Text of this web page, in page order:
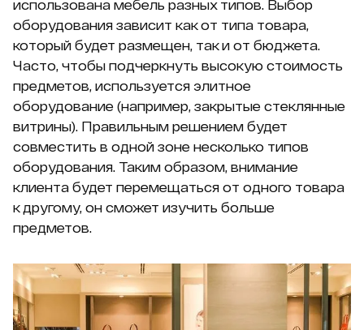
использована мебель разных типов. Выбор
оборудования зависит как от типа товара,
который будет размещен, так и от бюджета.
Часто, чтобы подчеркнуть высокую стоимость
предметов, используется элитное
оборудование (например, закрытые стеклянные
витрины). Правильным решением будет
совместить в одной зоне несколько типов
оборудования. Таким образом, внимание
клиента будет перемещаться от одного товара
к другому, он сможет изучить больше
предметов.